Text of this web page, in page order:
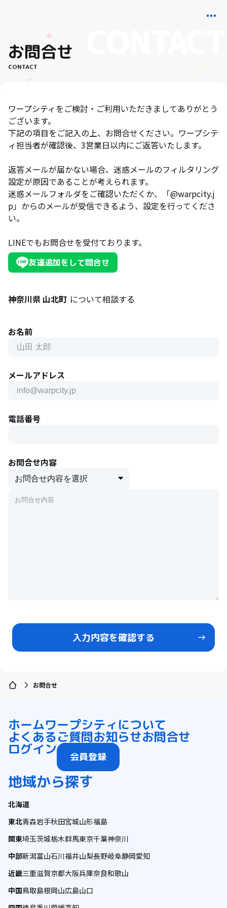
お問合せ
CONTACT
ワープシティをご検討・ご利用いただきましてありがとう
ございます。
下記の項目をご記入の上、お問合せください。ワープシテ
ィ担当者が確認後、3営業日以内にご返答いたします。
返答メールが届かない場合、迷惑メールのフィルタリング
設定が原因であることが考えられます。
迷惑メールフォルダをご確認いただくか、「@warpcity.j
p」からのメールが受信できるよう、設定を行ってくださ
い。
LINEでもお問合せを受付ております。
友達追加をして問合せ
神奈川県 山北町 について相談する
お名前
メールアドレス
電話番号
お問合せ内容
入力内容を確認する
お問合せ
ホームワープシティについて
よくあるご質問お知らせお問合せ
ログイン 会員登録
地域から探す
北海道
東北青森岩手秋田宮城山形福島
関東埼玉茨城栃木群馬東京千葉神奈川
中部新潟富山石川福井山梨長野岐阜静岡愛知
近畿三重滋賀京都大阪兵庫奈良和歌山
中国鳥取島根岡山広島山口